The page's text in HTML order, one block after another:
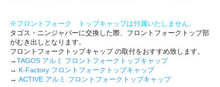
※フロントフォーク トップキャップは付属いたしません。
タゴス・ニンジャバーに交換した際、フロントフォークトップ部
がむき出しとなります。
フロントフォークトップキャップ の取付をおすすめ致します。
→TAGOS アルミ フロントフォークトップキャップ
→ K-Factory フロントフォークトップキャップ
→ ACTIVE アルミ フロントフォークトップキャップ